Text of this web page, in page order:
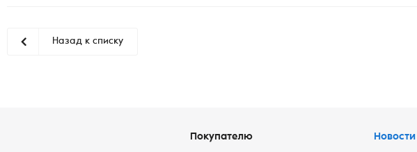
Назад к списку
Покупателю Новости